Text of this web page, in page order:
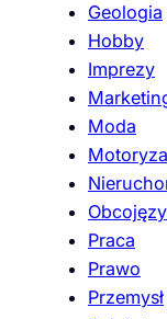
Geologia
Hobby
Imprezy
Moda
Praca
Prawo
Przemysł